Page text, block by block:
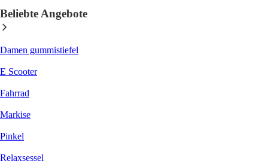
Beliebte Angebote
Damen gummistiefel
E Scooter
Fahrrad
Markise
Pinkel
Relaxsessel